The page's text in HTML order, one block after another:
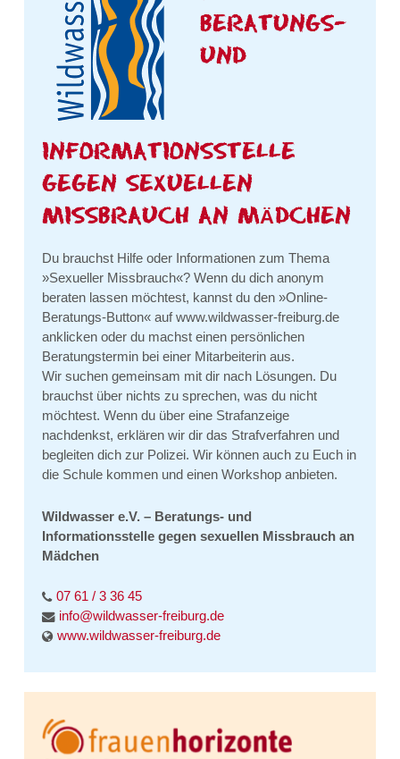
BERATUNGS-
UND
INFORMATIONSSTELLE
GEGEN SEXUELLEN
MISSBRAUCH AN MÄDCHEN
Du brauchst Hilfe oder Informationen zum Thema
»Sexueller Missbrauch«? Wenn du dich anonym
beraten lassen möchtest, kannst du den »Online-
Beratungs-Button« auf www.wildwasser-freiburg.de
anklicken oder du machst einen persönlichen
Beratungstermin bei einer Mitarbeiterin aus.
Wir suchen gemeinsam mit dir nach Lösungen. Du
brauchst über nichts zu sprechen, was du nicht
möchtest. Wenn du über eine Strafanzeige
nachdenkst, erklären wir dir das Strafverfahren und
begleiten dich zur Polizei. Wir können auch zu Euch in
die Schule kommen und einen Workshop anbieten.
Wildwasser e.V. – Beratungs- und
Informationsstelle gegen sexuellen Missbrauch an
Mädchen
07 61 / 3 36 45
info@wildwasser-freiburg.de
www.wildwasser-freiburg.de